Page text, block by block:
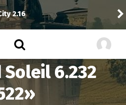
2.16
Soleil 6.232
»